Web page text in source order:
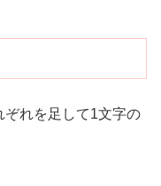
ぞれを足して1文字の